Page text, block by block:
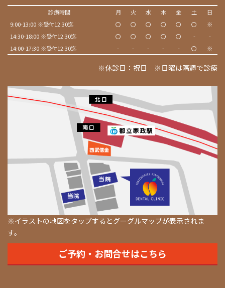
診療時間 月 火 水 木 金 土
日
9:00-13:00 ※受付12:30迄
〇 〇 〇 〇 〇 〇
※
14:30-18:00 ※受付12:30迄
〇 〇 〇 〇 〇 -
-
14:00-17:30 ※受付12:30迄
- - - - - 〇 ※
※休診日：祝日 ※日曜は隔週で診療
※イラストの地図をタップするとグーグルマップが表示されま
す。
ご予約・お問合せはこちら